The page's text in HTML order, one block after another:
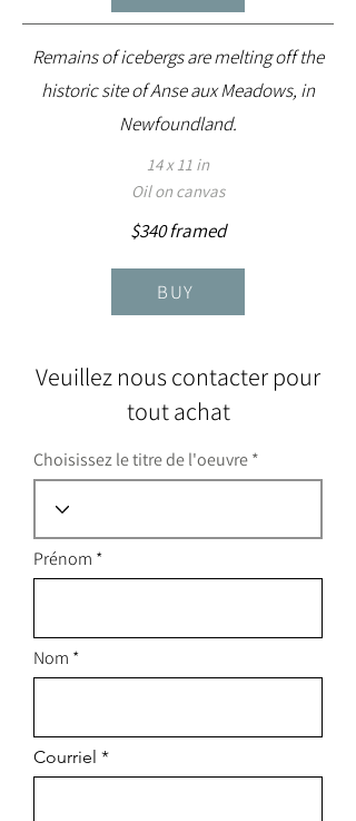
Remains of icebergs are melting off the
historic site of Anse aux Meadows, in
Newfoundland.
14 x 11 in
Oil on canvas
$340 framed
BUY
Veuillez nous contacter pour
tout achat
Choisissez le titre de l'oeuvre
Prénom
Nom
Courriel